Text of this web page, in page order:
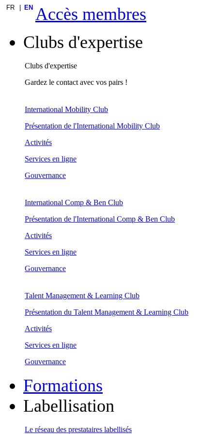
FR EN Accès membres
Clubs d'expertise
Clubs d'expertise
Gardez le contact avec vos pairs !
International Mobility Club
Présentation de l'International Mobility Club
Activités
Services en ligne
Gouvernance
International Comp & Ben Club
Présentation de l'International Comp & Ben Club
Activités
Services en ligne
Gouvernance
Talent Management & Learning Club
Présentation du Talent Management & Learning Club
Activités
Services en ligne
Gouvernance
Formations
Labellisation
Le réseau des prestataires labellisés